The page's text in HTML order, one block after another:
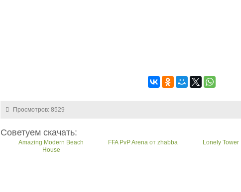
Просмотров: 8529
Советуем скачать:
Amazing Modern Beach
House
FFA PvP Arena от zhabba Lonely Tower